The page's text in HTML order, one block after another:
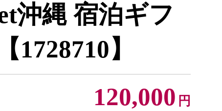
沖縄 宿泊ギフ
1728710】
120,000 円